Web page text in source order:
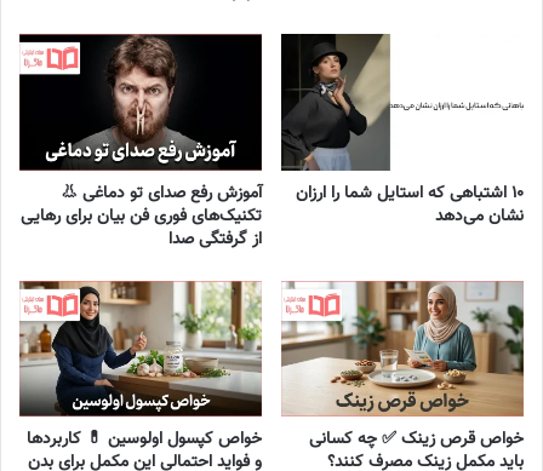
۱۰ اشتباهی که استایل شما را ارزان
نشان می‌دهد
آموزش رفع صدای تو دماغی 👃
تکنیک‌های فوری فن بیان برای رهایی
از گرفتگی صدا
خواص قرص زینک ✅ چه کسانی
باید مکمل زینک مصرف کنند؟
خواص کپسول اولوسین 💊 کاربردها
و فواید احتمالی این مکمل برای بدن